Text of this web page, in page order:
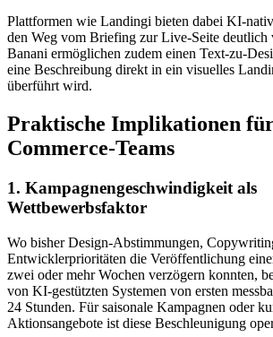
Plattformen wie Landingi bieten dabei KI-
den Weg vom Briefing zur Live-Seite deutlich
Banani ermöglichen zudem einen Text-zu-
eine Beschreibung direkt in ein visuelles
überführt wird.
Praktische Implikationen
Commerce-Teams
1. Kampagnengeschwindigkeit als
Wettbewerbsfaktor
Wo bisher Design-Abstimmungen,
Entwicklerprioritäten die Veröffentlichung
zwei oder mehr Wochen verzögern konnten,
von KI-gestützten Systemen von ersten
24 Stunden. Für saisonale Kampagnen oder
Aktionsangebote ist diese Beschleunigung